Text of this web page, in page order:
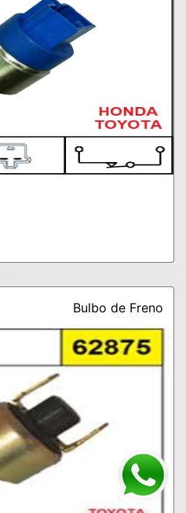
Bulbo de Freno